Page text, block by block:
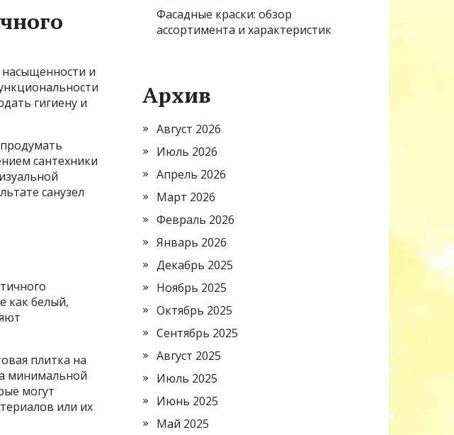
и
гигиену и
сантехники
санузел
как белый,
плитка на
минимальной
могут
или их
Фасадные краски: обзор
ассортимента и характеристик
Архив
Август 2026
Июль 2026
Апрель 2026
Март 2026
Февраль 2026
Январь 2026
Декабрь 2025
Ноябрь 2025
Октябрь 2025
Сентябрь 2025
Август 2025
Июль 2025
Июнь 2025
Май 2025